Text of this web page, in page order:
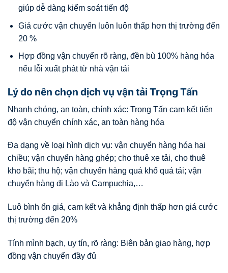
giúp dễ dàng kiểm soát tiến độ
Giá cước vận chuyển luôn luôn thấp hơn thị trường đến
20 %
Hợp đồng vận chuyển rõ ràng, đền bù 100% hàng hóa
nếu lỗi xuất phát từ nhà vận tải
Lý do nên chọn dịch vụ vận tải Trọng Tấn
Nhanh chóng, an toàn, chính xác: Trọng Tấn cam kết tiến
độ vận chuyển chính xác, an toàn hàng hóa
Đa dạng về loại hình dịch vụ: vận chuyển hàng hóa hai
chiều; vận chuyển hàng ghép; cho thuê xe tải, cho thuê
kho bãi; thu hộ; vận chuyển hàng quá khổ quá tải; vận
chuyển hàng đi Lào và Campuchia,…
Luô bình ổn giá, cam kết và khẳng định thấp hơn giá cước
thị trường đến 20%
Tính mình bạch, uy tín, rõ ràng: Biên bản giao hàng, hợp
đồng vận chuyển đầy đủ